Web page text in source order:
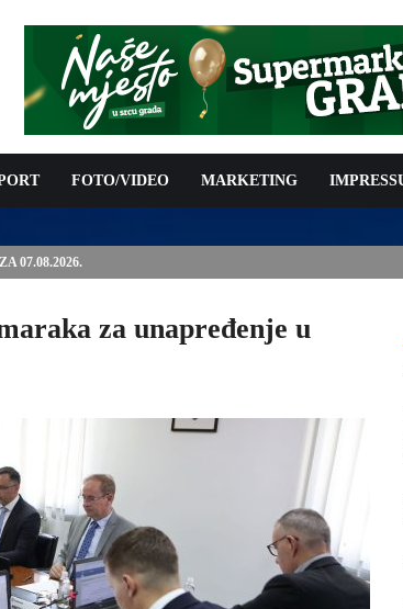
FOTO/VIDEO MARKETING
6,9 MILIONA KM ZA VODOSNABDIJEVANJE
za unapređenje u